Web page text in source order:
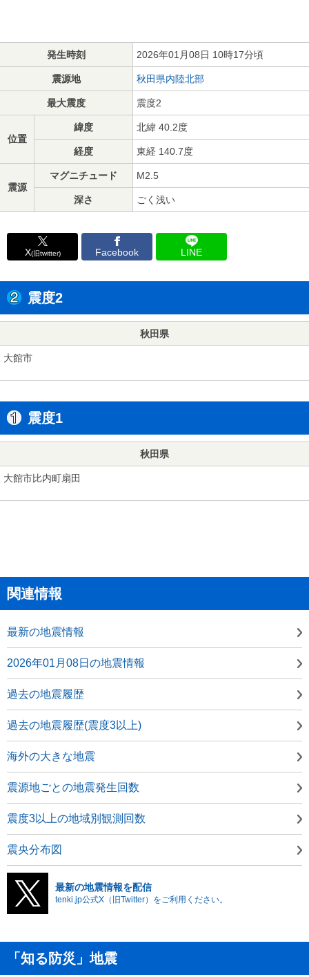
発生時刻 2026年01月08日 10時17分頃
震源地 秋田県内陸北部
最大震度 震度2
位置
緯度 北緯 40.2度
経度 東経 140.7度
震源
マグニチュード M2.5
深さ ごく浅い
X(旧twitter) Facebook LINE
震度2
秋田県
大館市
震度1
秋田県
大館市比内町扇田
関連情報
最新の地震情報
2026年01月08日の地震情報
過去の地震履歴
過去の地震履歴(震度3以上)
海外の大きな地震
震源地ごとの地震発生回数
震度3以上の地域別観測回数
震央分布図
最新の地震情報を配信
tenki.jp公式X（旧Twitter）をご利用ください。
「知る防災」地震